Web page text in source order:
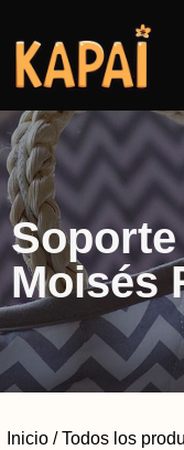
Moisés
Inicio/Todos los